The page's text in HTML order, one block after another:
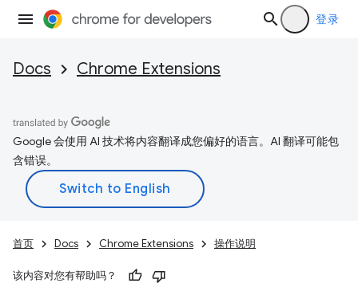
登录
Docs Chrome Extensions
Google 会使用 AI 技术将内容翻译成您偏好的语言。AI 翻译可能包
含错误。
首页 Docs Chrome Extensions 操作说明
该内容对您有帮助吗？